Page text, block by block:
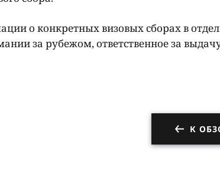
о конкретных визовых сборах в
за рубежом, ответственное за
К